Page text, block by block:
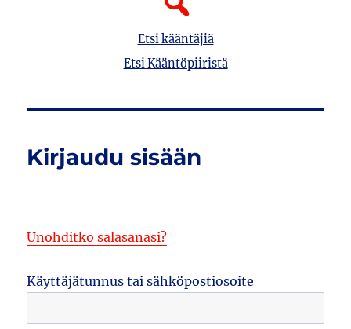
Etsi kääntäjiä
Etsi Kääntöpiiristä
Kirjaudu sisään
Unohditko salasanasi?
Käyttäjätunnus tai sähköpostiosoite